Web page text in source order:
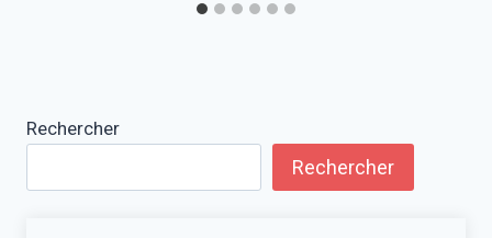
Rechercher
Rechercher